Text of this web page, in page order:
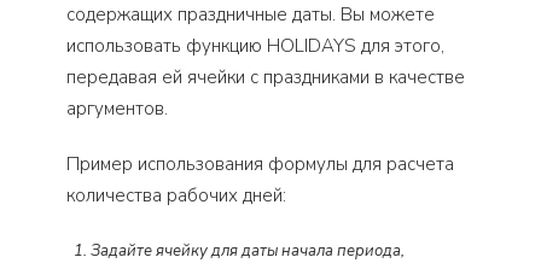
содержащих праздничные даты. Вы можете
использовать функцию HOLIDAYS для этого,
передавая ей ячейки с праздниками в качестве
аргументов.
Пример использования формулы для расчета
количества рабочих дней:
Задайте ячейку для даты начала периода,